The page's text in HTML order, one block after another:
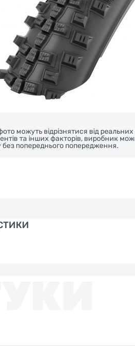
фото можуть відрізнятися від
та інших факторів, виробник
попереднього попередження.